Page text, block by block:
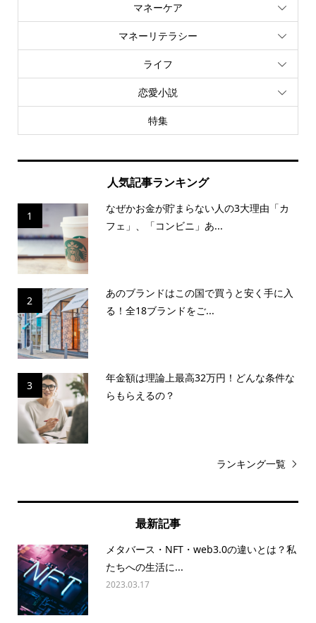
マネーケア
マネーリテラシー
ライフ
恋愛小説
特集
人気記事ランキング
1
なぜかお金が貯まらない人の3大理由「カ
フェ」、「コンビニ」あ...
2
あのブランドはこの国で買うと安く手に入
る！全18ブランドをご...
3
年金額は理論上最高32万円！どんな条件な
らもらえるの？
ランキング一覧
最新記事
メタバース・NFT・web3.0の違いとは？私
たちへの生活に...
2023.03.17